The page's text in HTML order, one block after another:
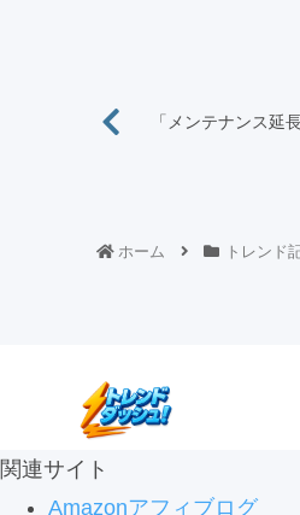
「メンテナンス延
ホーム トレンド
関連サイト
Amazonアフィブログ